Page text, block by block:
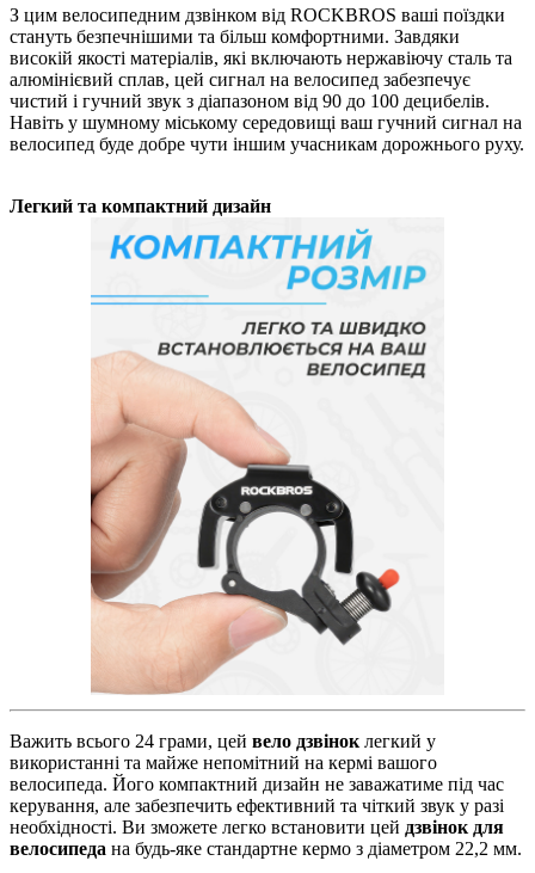
З цим велосипедним дзвінком від ROCKBROS ваші поїздки
стануть безпечнішими та більш комфортними. Завдяки
високій якості матеріалів, які включають нержавіючу сталь та
алюмінієвий сплав, цей сигнал на велосипед забезпечує
чистий і гучний звук з діапазоном від 90 до 100 децибелів.
Навіть у шумному міському середовищі ваш гучний сигнал на
велосипед буде добре чути іншим учасникам дорожнього руху.
Легкий та компактний дизайн
Важить всього 24 грами, цей вело дзвінок легкий у
використанні та майже непомітний на кермі вашого
велосипеда. Його компактний дизайн не заважатиме під час
керування, але забезпечить ефективний та чіткий звук у разі
необхідності. Ви зможете легко встановити цей дзвінок для
велосипеда на будь-яке стандартне кермо з діаметром 22,2 мм.